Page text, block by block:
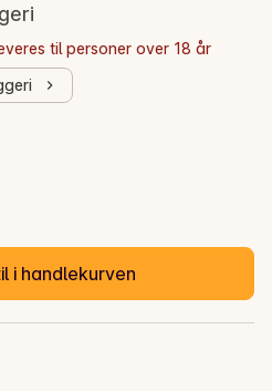
til personer over 18 år
i handlekurven